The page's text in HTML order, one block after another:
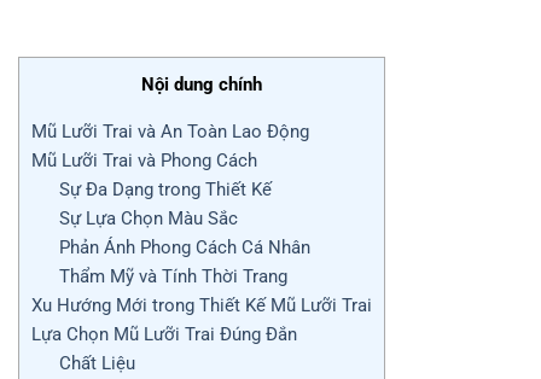
Nội dung chính
Mũ Lưỡi Trai và An Toàn Lao Động
Mũ Lưỡi Trai và Phong Cách
Sự Đa Dạng trong Thiết Kế
Sự Lựa Chọn Màu Sắc
Phản Ánh Phong Cách Cá Nhân
Thẩm Mỹ và Tính Thời Trang
Xu Hướng Mới trong Thiết Kế Mũ Lưỡi Trai
Lựa Chọn Mũ Lưỡi Trai Đúng Đắn
Chất Liệu